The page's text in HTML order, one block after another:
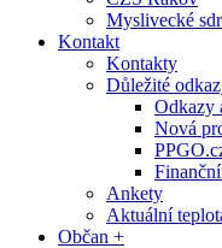
Myslivecké
Kontakt
Kontakty
Důležité
Odkazy
Nová
Ankety
Aktuální
Občan +